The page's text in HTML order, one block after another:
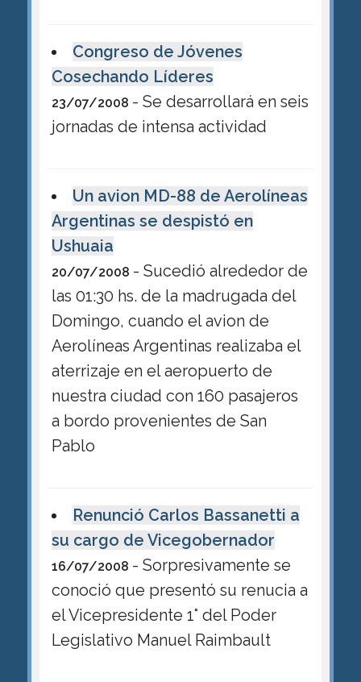
Congreso de Jóvenes
Cosechando Líderes
23/07/2008 - Se desarrollará en seis
jornadas de intensa actividad
Un avion MD-88 de Aerolíneas
Argentinas se despistó en
Ushuaia
20/07/2008 - Sucedió alrededor de
las 01:30 hs. de la madrugada del
Domingo, cuando el avion de
Aerolíneas Argentinas realizaba el
aterrizaje en el aeropuerto de
nuestra ciudad con 160 pasajeros
a bordo provenientes de San
Pablo
Renunció Carlos Bassanetti a
su cargo de Vicegobernador
16/07/2008 - Sorpresivamente se
conoció que presentó su renucia a
el Vicepresidente 1° del Poder
Legislativo Manuel Raimbault